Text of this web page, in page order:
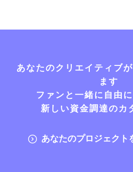
あなたのクリエイティブ
ます
ファンと一緒に自由
新しい資金調達のカ
あなたのプロジェクト